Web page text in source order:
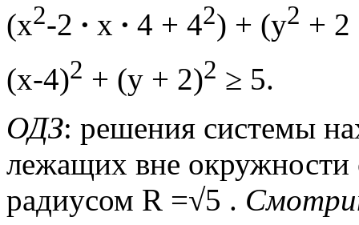
(x2-2 ∙ х ∙ 4 + 42) + (y2 + 2
(х-4)2 + (у + 2)2 ≥ 5.
ОДЗ: решения системы
лежащих вне окружности
радиусом R =√5 .